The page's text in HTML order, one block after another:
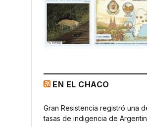
EN EL CHACO
Gran Resistencia registró una
tasas de indigencia de